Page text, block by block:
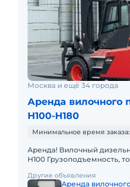
Москва и ещё 34 города
Аренда вилочного
H100-H180
Минимальное время
Аренда! Вилочный дизельный Автопогрузчик LINDE
H100 Грузоподъемность,
тонн:
Другие объявления
Аренда